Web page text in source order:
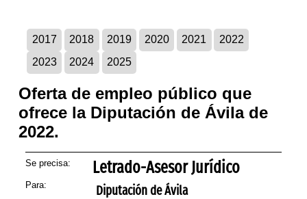
2017 2018 2019 2020 2021
2022
2023
2024 2025
Oferta de empleo público que
ofrece la Diputación de Ávila de
2022.
Se precisa: Letrado-Asesor Jurídico
Para: Diputación de Ávila